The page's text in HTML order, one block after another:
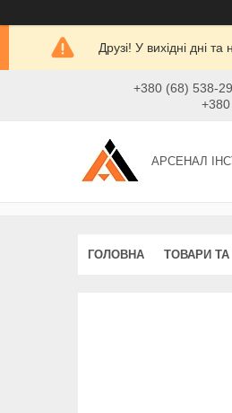
Друзі! У вихідні дні
+380 (68) 538-
АРСЕНАЛ
ГОЛОВНА ТОВАРИ ТА